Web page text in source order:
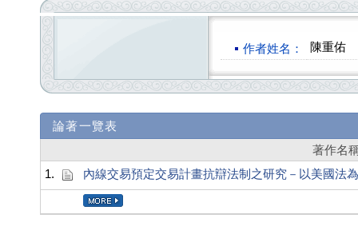
作者姓名： 陳重佑
論著一覽表
著作名
1.
內線交易預定交易計畫抗辯法制之研究－以美國法